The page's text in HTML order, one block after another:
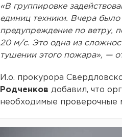
«В группировке
единиц техники. Вчера
предупреждение по ветру,
20 м/с. Это одна из
тушении этого пожара», —
И.о. прокурора
Родченков добавил, что
необходимые проверочные